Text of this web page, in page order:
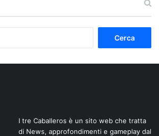
I tre Caballeros è un sito web che tratta
di News, approfondimenti e gameplay dal